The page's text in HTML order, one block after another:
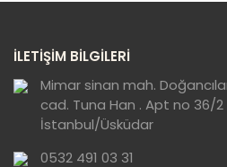
görüntülenemiyor.
Ürün açıklamasında
Ürün bilgilerinde hatalar
Ürün fiyatı diğer
Bu ürüne benzer farklı
İLETİŞİM BİLGİLERİ
Mimar sinan mah.
cad. Tuna Han . Apt no 36/2
İstanbul/Üsküdar
0532 491 03 31